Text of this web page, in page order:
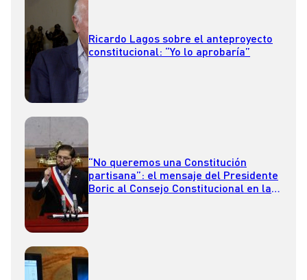
Ricardo Lagos sobre el anteproyecto
constitucional: “Yo lo aprobaría”
“No queremos una Constitución
partisana”: el mensaje del Presidente
Boric al Consejo Constitucional en la